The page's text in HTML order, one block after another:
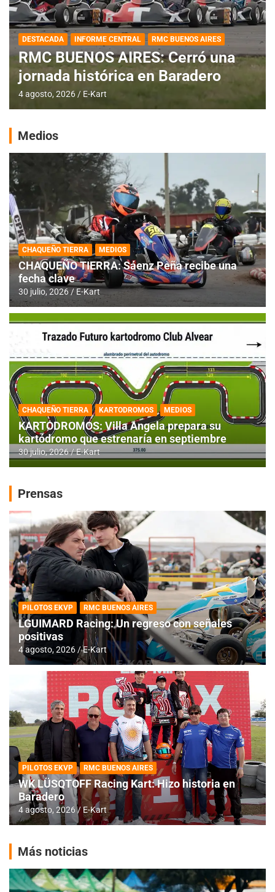
DESTACADA INFORME CENTRAL RMC BUENOS AIRES
RMC BUENOS AIRES: Cerró una
jornada histórica en Baradero
4 agosto, 2026 E-Kart
Medios
CHAQUEÑO TIERRA MEDIOS
CHAQUEÑO TIERRA: Sáenz Peña recibe una
fecha clave
30 julio, 2026 E-Kart
CHAQUEÑO TIERRA KARTODROMOS MEDIOS
KARTODROMOS: Villa Angela prepara su
kartódromo que estrenaría en septiembre
30 julio, 2026 E-Kart
Prensas
PILOTOS EKVP RMC BUENOS AIRES
LGUIMARD Racing: Un regreso con señales
positivas
4 agosto, 2026 E-Kart
PILOTOS EKVP RMC BUENOS AIRES
WK LÜSQTOFF Racing Kart: Hizo historia en
Baradero
4 agosto, 2026 E-Kart
Más noticias